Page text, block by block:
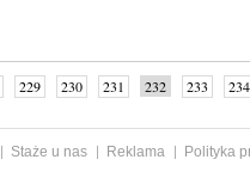
229 230 231 232 233
234
Staże u nas Reklama
Polityka